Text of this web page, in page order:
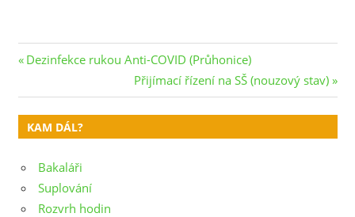
Navigace
pro
příspěvek
Previous
Dezinfekce rukou Anti-COVID (Průhonice)
Next
Post:
Přijímací řízení na SŠ (nouzový stav)
KAM DÁL?
Bakaláři
Suplování
Rozvrh hodin